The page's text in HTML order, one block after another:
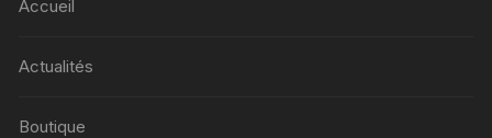
Accueil
Actualités
Boutique